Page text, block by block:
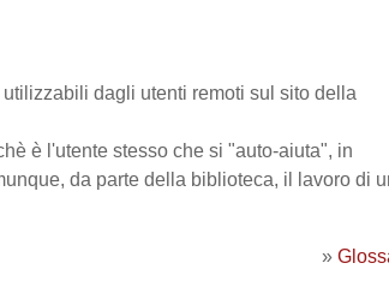
dagli utenti remoti sul sito della
è l'utente stesso che si "auto-aiuta", in
da parte della biblioteca, il lavoro di
»